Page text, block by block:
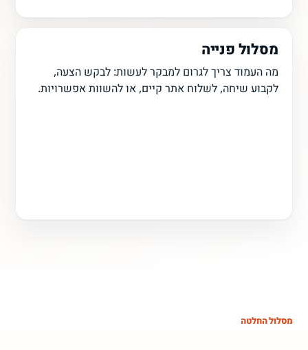
מסלול פנייה
מה העמוד צריך לגרום למבקר לעשות: לבקש הצעה,
לקבוע שיחה, לשלוח אתר קיים, או להשוות אפשרויות.
מסלול החלטה